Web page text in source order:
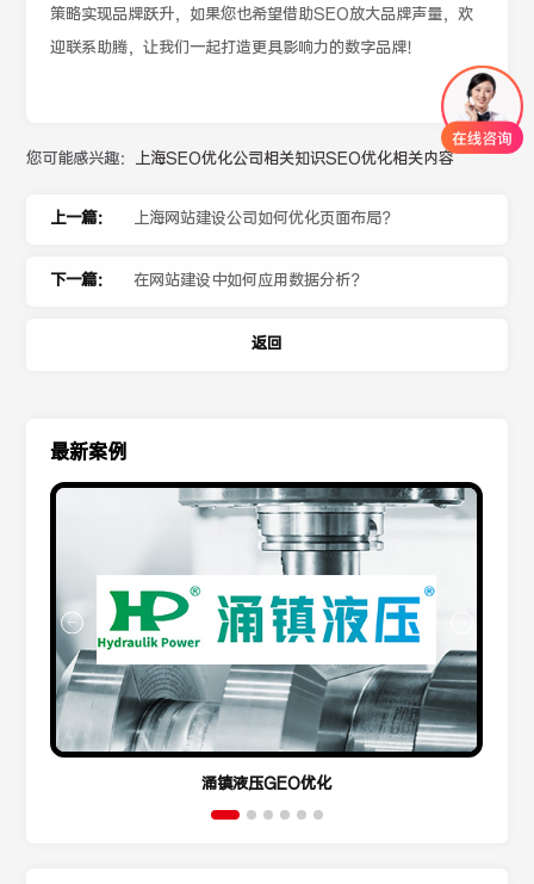
策略实现品牌跃升，如果您也希望借助SEO放大品牌声量，欢
迎联系助腾，让我们一起打造更具影响力的数字品牌！
您可能感兴趣： 上海SEO优化公司相关知识SEO优化相关内容
上一篇： 上海网站建设公司如何优化页面布局？
下一篇： 在网站建设中如何应用数据分析？
返回
最新案例
涌镇液压GEO优化